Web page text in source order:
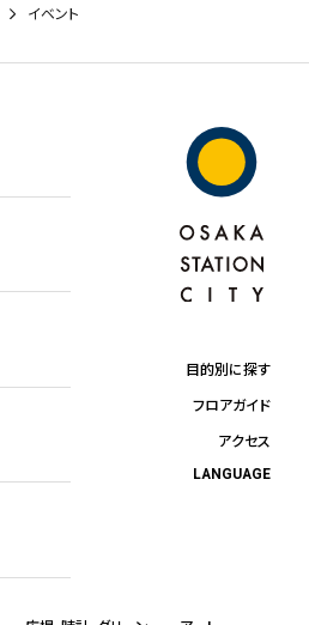
イベント
目的別に探す
フロアガイド
アクセス
LANGUAGE
ภาษาไทย